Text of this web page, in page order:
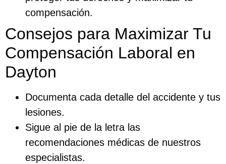
compensación.
Consejos para Maximizar Tu
Compensación Laboral en
Dayton
Documenta cada detalle del accidente y tus
lesiones.
Sigue al pie de la letra las
recomendaciones médicas de nuestros
especialistas.